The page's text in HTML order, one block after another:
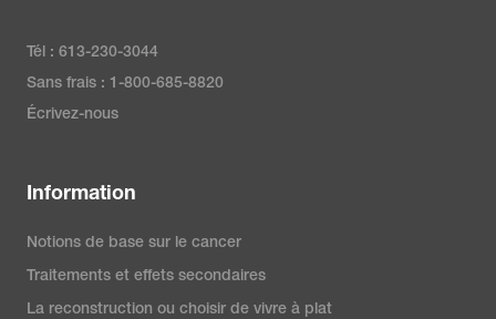
Tél : 613-230-3044
Sans frais : 1-800-685-8820
Écrivez-nous
Information
Notions de base sur le cancer
Traitements et effets secondaires
La reconstruction ou choisir de vivre à plat